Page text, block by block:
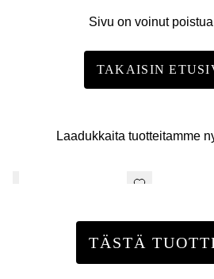
Sivu on voinut
TAKAISIN
Laadukkaita tuotteitamme
TÄSTÄ